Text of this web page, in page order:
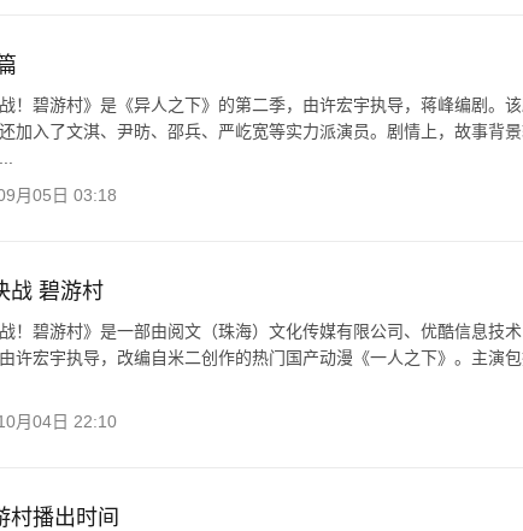
！碧游村》是《异人之下》的第二季，由许宏宇执导，蒋峰编剧。该
加入了文淇、尹昉、邵兵、严屹宽等实力派演员。剧情上，故事背
月05日 03:18
战 碧游村
战！碧游村》是一部由阅文（珠海）文化传媒有限公司、优酷信息技
许宏宇执导，改编自米二创作的热门国产动漫《一人之下》。主演包
月04日 22:10
村播出时间